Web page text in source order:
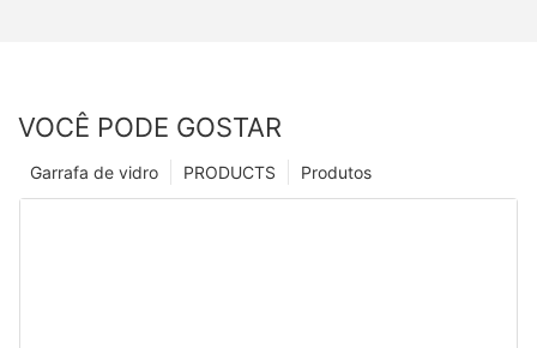
VOCÊ PODE GOSTAR
Produtos
PRODUCTS
Garrafa de vidro